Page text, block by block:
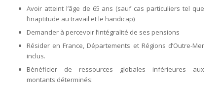
Avoir atteint l’âge de 65 ans (sauf cas particuliers tel que
l’inaptitude au travail et le handicap)
Demander à percevoir l’intégralité de ses pensions
Résider en France, Départements et Régions d’Outre-Mer
inclus.
Bénéficier de ressources globales inférieures aux
montants déterminés: